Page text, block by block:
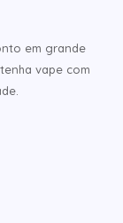
em grande
vape com